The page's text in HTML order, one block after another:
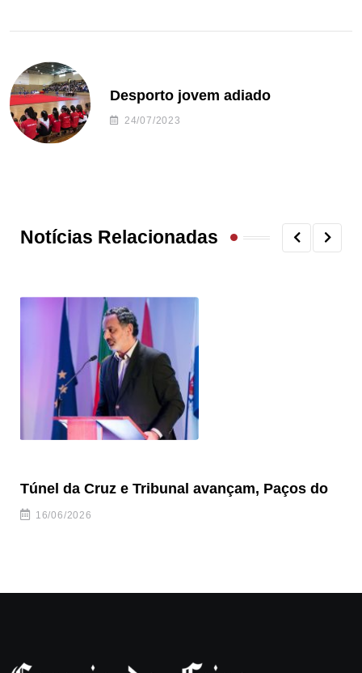
Desporto jovem adiado
24/07/2023
Notícias Relacionadas
Túnel da Cruz e Tribunal avançam, Paços do
16/06/2026